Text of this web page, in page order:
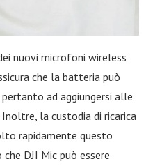
nuovi microfoni wireless
che la batteria può
ad aggiungersi alle
Inoltre, la custodia di ricarica
rapidamente questo
DJI Mic può essere